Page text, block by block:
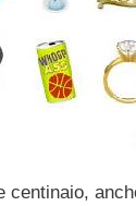
centinaio,